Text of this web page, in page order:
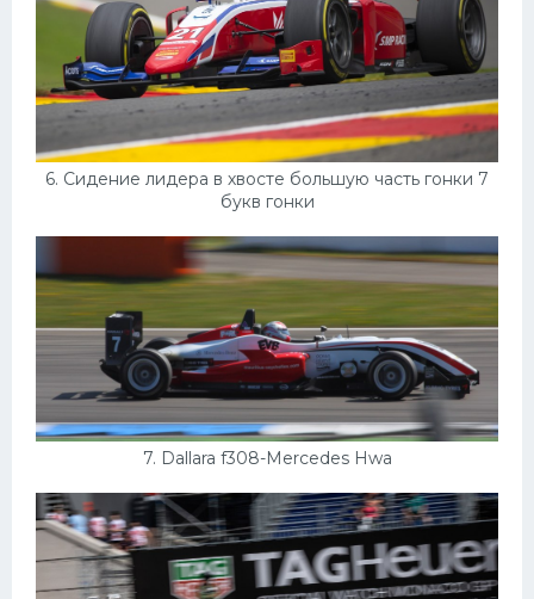
6. Сидение лидера в хвосте большую часть гонки 7
букв гонки
7. Dallara f308-Mercedes Hwa